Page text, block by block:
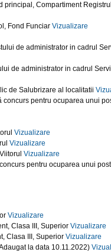
principal, Compartiment
Fond Funciar Vizualizare
de administrator in cadrul
de administrator in cadrul
de Salubrizare al localitatii
pentru ocuparea unui
Vizualizare
Vizualizare
Vizualizare
pentru ocuparea unui
Vizualizare
Clasa III, Superior Vizualizare
Clasa III, Superior Vizualizare
la data 10.11.2022)